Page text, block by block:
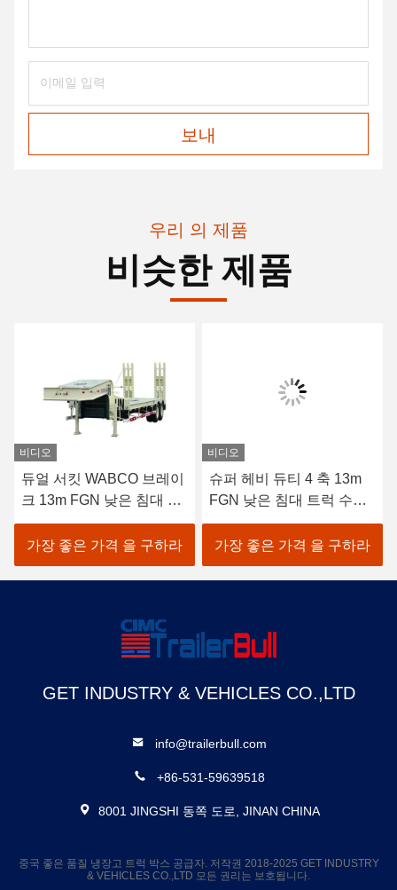
보내
우리 의 제품
비슷한 제품
비디오
듀얼 서킷 WABCO 브레이
크 13m FGN 낮은 침대 트
럭 발굴기 운송용 반 트레
일러
가장 좋은 가격 을 구하라
비디오
슈퍼 헤비 듀티 4 축 13m
FGN 낮은 침대 트럭 수압
꼬리 램프와 반 트레일러
가장 좋은 가격 을 구하라
GET INDUSTRY & VEHICLES CO.,LTD
info@trailerbull.com
+86-531-59639518
8001 JINGSHI 동쪽 도로, JINAN CHINA
중국 좋은 품질 냉장고 트럭 박스 공급자. 저작권 2018-2025 GET INDUSTRY
& VEHICLES CO.,LTD 모든 권리는 보호됩니다.